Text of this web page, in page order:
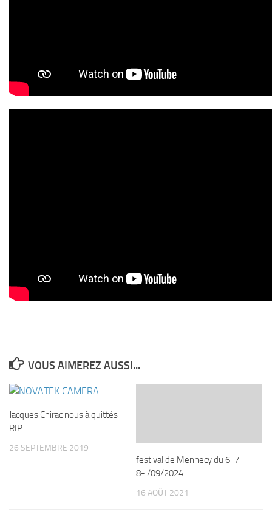
VOUS AIMEREZ AUSSI...
Jacques Chirac nous à quittés
RIP
26 SEPTEMBRE 2019
festival de Mennecy du 6-7-
8- /09/2024
16 AOÛT 2021